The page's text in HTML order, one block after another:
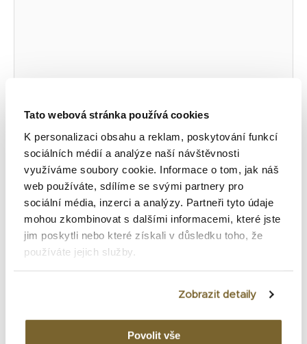
Tato webová stránka používá cookies
K personalizaci obsahu a reklam, poskytování funkcí
sociálních médií a analýze naší návštěvnosti
využíváme soubory cookie. Informace o tom, jak náš
web používáte, sdílíme se svými partnery pro
sociální média, inzerci a analýzy. Partneři tyto údaje
mohou zkombinovat s dalšími informacemi, které jste
jim poskytli nebo které získali v důsledku toho, že
používáte jejich služby.
Zobrazit detaily
Povolit vše
Jméno
mail
Web
Uložit do prohlížeče jméno, e-mail a webovou